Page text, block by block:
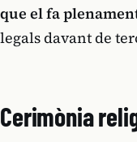
que el fa
legals davant de
Cerimònia